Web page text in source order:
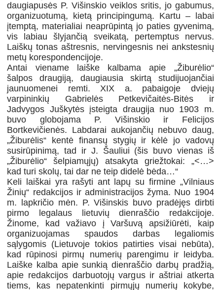
daugiapusės P. Višinskio veiklos sritis, jo gabumus,
organizuotumą, kietą principingumą. Kartu – labai
įtemptą, materialiai neaprūpintą jo paties gyvenimą,
vis labiau šlyjančią sveikatą, pertemptus nervus.
Laiškų tonas aštresnis, nervingesnis nei ankstesnių
metų korespondencijoje.
Antai viename laiške kalbama apie „Žiburėlio“
šalpos draugiją, daugiausia skirtą studijuojančiai
jaunuomenei remti. XIX a. pabaigoje dviejų
varpininkių Gabrielės Petkevičaitės-Bitės ir
Jadvygos Juškytės įsteigta draugija nuo 1903 m.
buvo globojama P. Višinskio ir Felicijos
Bortkevičienės. Labdarai aukojančių nebuvo daug,
„Žiburėlis“ kentė finansų stygių ir kėlė jo vadovų
susirūpinimą, tad ir J. Šauliui (šis buvo vienas iš
„Žiburėlio“ šelpiamųjų) atsakyta griežtokai: „<…>
kad turi skolų, tai dar ne teip didelė bėda…“
Keli laiškai yra rašyti ant lapų su firmine „Vilniaus
Žinių“ redakcijos ir administracijos žyma. Nuo 1904
m. lapkričio mėn. P. Višinskis buvo pradėjęs dirbti
pirmo legalaus lietuvių dienraščio redakcijoje.
Žinome, kad važiavo į Varšuvą apsižiūrėti, kaip
organizuojamas spaudos darbas legaliomis
sąlygomis (Lietuvoje tokios patirties visai nebūta),
kad rūpinosi pirmų numerių parengimu ir leidyba.
Laiške kalba apie sunkią dienraščio darbų pradžią,
apie redakcijos darbuotojų vargus ir aštriai atkerta
tiems, kas nepatenkinti pirmųjų numerių kokybe,